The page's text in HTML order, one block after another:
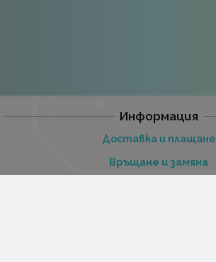
Информация
Доставка и плащане
Връщане и замяна